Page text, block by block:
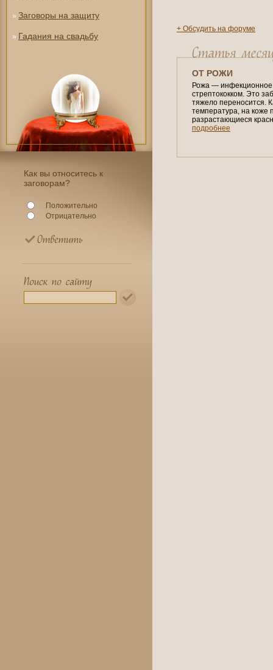
» Заговоры на защиту
» Гадания на свадьбу
Как вы относитесь к
заговорам?
Положительно
Отрицательно
+ Обсудить на форуме
ОТ РОЖИ
Рожа — инфекционное
стрептококком. Это
тяжело переносится.
температура, на коже
разрастающиеся
подробнее